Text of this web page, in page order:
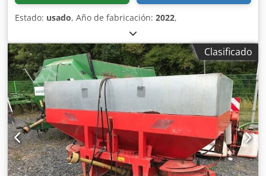
Estado: usado, Año de fabricación: 2022,
Clasificado